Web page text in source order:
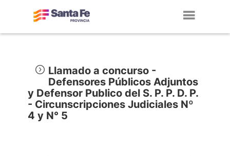
Llamado a concurso -
Defensores Públicos Adjuntos
y Defensor Publico del S. P. P. D. P.
- Circunscripciones Judiciales Nº
4 y N° 5